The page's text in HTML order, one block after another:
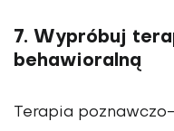
7. Wypróbuj
behawioralną
Terapia